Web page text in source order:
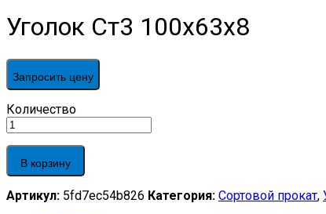
Уголок Ст3 100х63х8
Запросить цену
Уголок
Ст3
100х63х8
quantity
Количество
В корзину
Артикул: 5fd7ec54b826 Категория: Сортовой прокат,